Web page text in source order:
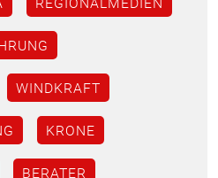
WINDKRAFT
KRONE
BERATER